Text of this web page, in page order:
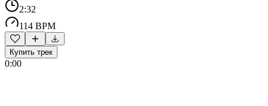
2:32
114 BPM
Купить трек
0:00